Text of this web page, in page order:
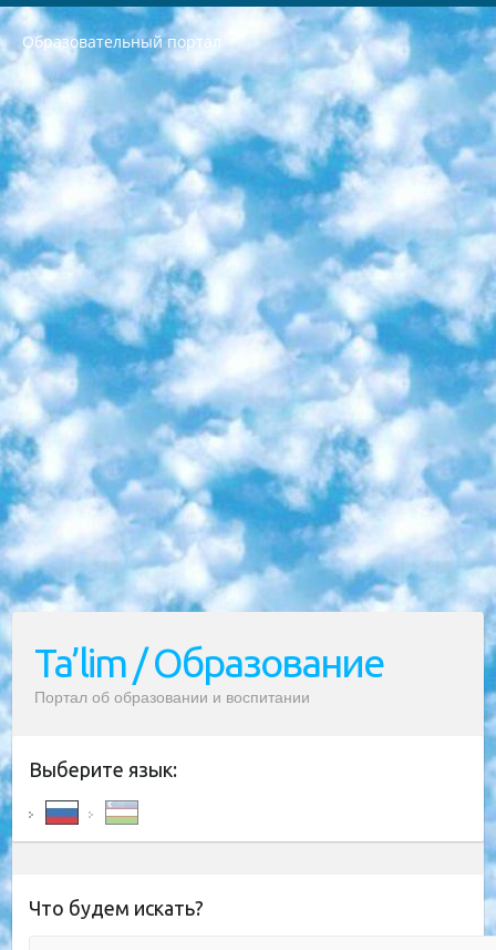
Образовательный портал
РЕСПУБЛИКА УЗБЕКИСТАН МИНИСТРЕРСТВО ДОШКОЛЬНОГО И ШКОЛЬНОГО ОБРАЗОВАНИЯ КОМАНДА в общеобразовательных учреждениях в 2023-2024 учебном году организация и проведение итоговой государственной аттестации обучающихся о Министра дошкольного и школьного образования Республики Узбекистан от 4 марта 2008 года (постановлением Минюста от 20 марта 2008 года № 1778 государственной регистрации) «Итоговое состояние учащихся общего среднего образования на основании положения об утверждении положения об аттестации общего среднего образования выпускной экзамен студентов в образовательных учреждениях в 2023-2024 учебном году В целях организации и прохождения аттестации приказываю: 1. Следующее: перечень предметов, по которым будет проводиться итоговая государственная аттестация и экзамен формы перевода согласно приложению 1; сертификаты международного образца, оценивающие уровень владения иностранными языками перечень согласно приложению 2; 2. Педагогический при специализированных образовательных учреждениях. научно-практический центр квалификации и международной оценки (Д.Давидова) 2024 г. До 25 марта: задания по предметам, по которым будет проводиться итоговая аттестация разработка и утверждение технических условий; итоговая аттестация на основании разработанного предметного задания разработка вопросов по предметам (устно и письменно), экзамен передача; общеобразовательные средние школы и специальные учебные заведения учащиеся выпускных классов школ и интернатов в агентской системе подготовка базы данных экзаменационных материалов и критериев оценки; перевод базы экзаменационных материалов на все языки обучения подать в Республиканский образовательный центр для изготовления; варианты экзаменов на основе разработанных контрольных материалов пусть будут поставлены задачи формирования. 3. Республиканский образовательный центр (Ш.Худайкулов) до 5 апреля 2024 года. до: база данных предоставленных экзаменационных материалов на все языки обучения перевод и экспертиза; для слепых, слабовидящих, глухих, слабослышащих и умственно отсталых детей учащиеся выпускных классов специализированных школ и школ-интернатов база данных экзаменационных материалов на всех преподаваемых языках подготовка критериев оценки; специализированные школы для умственно отсталых детей и технологии для учащихся выпускных классов школ-интернатов разработка соответствующих рекомендаций и критериев проведения ЕГЭ по естествознанию давать задания. 4. Педагогический при специализированных образовательных учреждениях. Научно-практический центр навыков и международной оценки (Д.Давидова), Республика образовательный центр (Худайкулов Ш.) итоговый государственный аттестационный экзамен ориентирован на творческое и логическое мышление при подготовке базы материалов учитывать введение заданий. 5. Следует отметить, что: сертификат государственного образца о знании общеобразовательного предмета и как минимум национальный уровень B1 по предметам на иностранных языках, указанным в Приложении 2. или международно признанный сертификат эквивалентного уровня студенты, изучающие определенный предмет, освобождаются от экзамена; по соответствующим предметам запланирована итоговая государственная аттестация за день до дня, путем жеребьевки Рабочей группой (в письменной форме по предметам, проводимым в форме) из числа сформированных вариантов выбрано 2 варианта; 2 выбранных варианта экзамена анонсированы на официальном сайте министерства и все выпускники по всей стране на основе этих вариантов проводит итоговую государственную аттестацию. 6. Государственное образование учащихся средних общеобразовательных учреждений. знания в соответствии с квалификационными требованиями, которые необходимо приобрести на основании стандартов итоговый (выпускной) контроль для 9 и 11 классов в целях тестирования Экзамены (далее – экзамены) состоят из предметов, перечисленных в приложении 1. будет сделано. 7. Экзамены пройдут с 26 мая по 15 июня 2024 г. (кроме науки физического воспитания). 8. Физическая для учащихся 9 классов общесредних образовательных учреждений. Экзамены по предмету «Образование, квалификация медицина» 1-6 мая 2024 года. сотрудники перевести под присмотр (с отклонениями в физическом или умственном развитии) специализированная школа для детей, школы-интернаты и со сколиозом школы-интернаты санаторного типа для больных детей исключены). 9. Он был слепым, слабовидящим и имел нарушения опорно-двигательного аппарата. экзамены в специализированных школах и интернатах для детей должны проводиться исходя из требований, предъявляемых к общеобразовательным учреждениям (физкультура кроме науки). 10. Специализированная школа для глухих и слабослышащих детей. и экзамены в интернатах и быть реализован в виде письменного теста по математике. 11. Специальность для умственно отсталых детей. Для 9 класса Родной язык и литературное письмо Государственный язык (язык обучения – узбекский). для неклассов) написано Математическое письмо Письменная/устная история Узбекистана Физическое воспитание практично Итоговый контроль Для 11 класса Написание родного языка и литературы (эссе) Математическое письмо Узбекский язык (обучение на узбекском языке) не посещающее общее среднее образование для учреждений)/Образовательное учреждение выбор письменный и устный Иностранный язык письменный/устный Письменная/устная история Узбекистана *По выбору студента:  Химия  Физика  Основы государственного права  География 10 бесплатных образовательных ресурсов - Мы составили подборку онлайн-проектов с интерактивными упражнениями, видеолекциями и статьями. Они помогут вам обрести новые и освежить старые знания бесплатно. 1. «ИНТУИТ» Старейшая образовательная площадка Рунета. Здесь вы найдёте сотни текстовых и видеокурсов на десятки различных тем — от программирования до психологии. Многие курсы подготовлены российскими университетами и крупными международными компаниями вроде Intel и Microsoft. Самостоятельное обучение бесплатное, но желающие могут оплатить услуги персональных наставников. 2. «Смартия» знакомит с актуальными профессиями и подсказывает, как им обучаться. Выбрав заинтересовавшую вас специальность — SMM-специалист, фотограф, веб-дизайнер или другую, — увидите список необходимых для неё умений. Чтобы вы могли освоить их самостоятельно, для каждого умения площадка отображает подборку ссылок на учебные материалы. Хотя «Смартия» ориентируется на русскоязычную аудиторию, часть контента всё же доступна только на английском. 3. «Лекторий Физтеха» Проект Московского физико-технического института (Физтеха). С его помощью вы можете смотреть онлайн серии лекций, записанные на видео в этом вузе. В числе доступных предметов — физика, биология, химия, информационные технологии и другие. К некоторым лекциям администрация ресурса прилагает готовые конспекты, которые можно скачивать в PDF-формате. 4. ITMOcourses Онлайн-площадка Санкт-Петербургского национального исследовательского университета информационных технологий, механики и оптики (ИТМО). Ресурс предоставляет свободный доступ к курсам, разработанным в этом вузе. Каталог материалов разбит на четыре категории: «Оптические системы и технологии», «Приборостроение и робототехника», «Информационные технологии» и «Биотехнологии». Курсы состоят из видеолекций, интерактивных демонстраций и заданий. 5. «КиберЛенинка» Электронная научная библиотека открытого доступа. Каталог площадки регулярно обрастает текстами статей из различных научных изданий. Сгруппированные по журналам и рубрикам публикации можно читать онлайн или скачивать целиком в PDF-формате. Проект нацелен на популяризацию науки за счёт открытого доступа к качественной информации. 6. «ПостНаука» На этом ресурсе публикуют подборки видеолекций, составленные экспертами из разных отраслей и объединённые общими темами. Среди них, к примеру, есть серии «Биоинформатика и геномика», «Культура средневековой Скандинавии» и Cinema Studies о теории кино. Каждая подборка лекций — логически связанная история, рассказанная экспертом от первого лица. Кроме того, на сайте появляются научно-образовательные статьи и тесты на разные темы. 7. «Newочём» Команда проекта «Newочём» отбирает самые интересные тексты из англоязычных СМИ и переводит те из них, за которые голосуют участники сообщества «ВКонтакте». По большей части это научно-популярные статьи. Редакторы придумывают лишь заголовки, в остальном содержание переводов соответствует оригиналам. Полные тексты можно читать прямо в социальной сети. 8. InternetUrok Онлайн-база материалов по основным дисциплинам школьной программы. Информация на сайте структурирована по классам, предметам и темам (урокам). Каждый урок состоит из видеолекций и конспектов. Есть также интерактивные тренажёры и тесты для закрепления пройденного материала. Даже если вы давно окончили школу, возможность повторить программу старших классов всегда может пригодиться. 9. Edutainme Ещё один ресурс об образовании. В отличие от Newtonew, как мне кажется, Edutainme больше ориентируется на представителей индустрии: педагогов, предпринимателей, разработчиков образовательных проектов. Но и любой, кто просто стремится к саморазвитию, найдёт на сайте много полезного и интересного для себя. Например, информацию о новых курсах и образовательных сервисах. 10. Newtonew Онлайн-медиа об образовании и обучении в широком смысле. Авторы Newtonew пишут об инструментах, заведениях, тактиках и стратегиях, которые помогают учить других и получать новые знания самостоятельно. На этой площадке вы найдёте новости, обзоры, аналитические мат
Ta’lim / Образование
Портал об образовании и воспитании
Выберите язык:
Что будем искать?